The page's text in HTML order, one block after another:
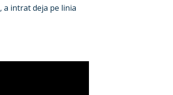
, a intrat deja pe linia